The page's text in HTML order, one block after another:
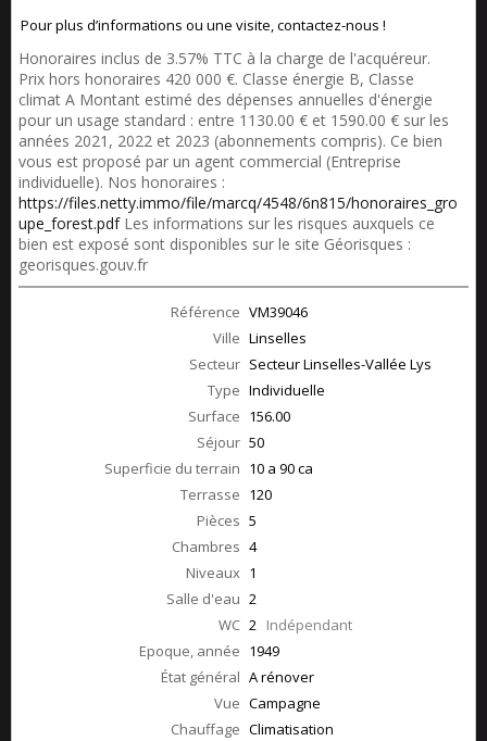
Pour plus d’informations ou une visite, contactez-nous !
Honoraires inclus de 3.57% TTC à la charge de l'acquéreur.
Prix hors honoraires 420 000 €. Classe énergie B, Classe
climat A Montant estimé des dépenses annuelles d'énergie
pour un usage standard : entre 1130.00 € et 1590.00 € sur les
années 2021, 2022 et 2023 (abonnements compris). Ce bien
vous est proposé par un agent commercial (Entreprise
individuelle). Nos honoraires :
https://files.netty.immo/file/marcq/4548/6n815/honoraires_gro
upe_forest.pdfLes informations sur les risques auxquels ce
bien est exposé sont disponibles sur le site Géorisques :
georisques.gouv.fr
Référence VM39046
Ville Linselles
Secteur Secteur Linselles-Vallée Lys
Type Individuelle
Surface 156.00
Séjour 50
Superficie du terrain 10 a 90 ca
Terrasse 120
Pièces 5
Chambres 4
Niveaux 1
Salle d'eau 2
WC 2 Indépendant
Epoque, année 1949
État général A rénover
Vue Campagne
Chauffage Climatisation